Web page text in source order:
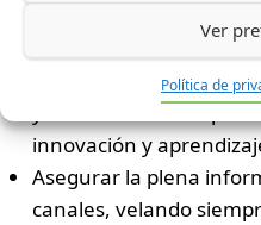
Ver
Política de
participan
Basar toda la actividad
y la ética de cara a
innovación y
Asegurar la plena
canales, velando